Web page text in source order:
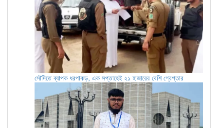
সৌদিতে ব্যাপক ধরপাকড়, এক সপ্তাহেই ২১ হাজারের বেশি গ্রেপ্তার